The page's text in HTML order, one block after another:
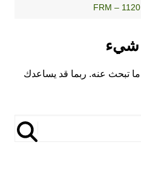
FRM –
شيء
ما تبحث عنه. ربما قد يساعدك